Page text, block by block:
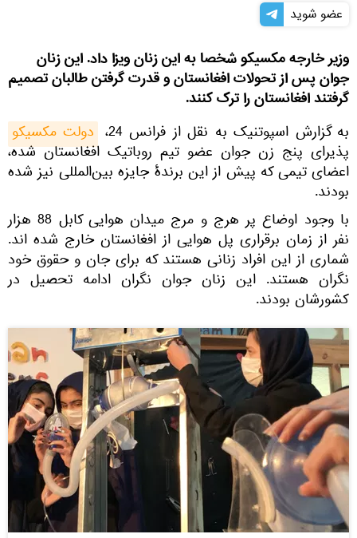
عضو شوید
وزیر خارجه مکسیکو شخصا به این زنان ویزا داد. این زنان
جوان پس از تحولات افغانستان و قدرت گرفتن طالبان تصمیم
گرفتند افغانستان را ترک کنند.
به گزارش اسپوتنیک به نقل از فرانس 24، دولت مکسیکو
پذیرای پنج زن جوان عضو تیم روباتیک افغانستان شده،
اعضای تیمی که پیش از این برندهٔ جایزه بین‌المللی نیز شده
بودند.
با وجود اوضاع پر هرج و مرج میدان هوایی کابل 88 هزار
نفر از زمان برقراری پل هوایی از افغانستان خارج شده اند.
شماری از این افراد زنانی هستند که برای جان و حقوق خود
نگران هستند. این زنان جوان نگران ادامه تحصیل در
کشورشان بودند.